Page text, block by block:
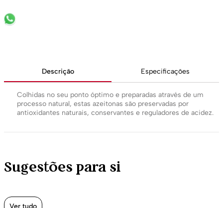
Descrição Especificações
Colhidas no seu ponto óptimo e preparadas através de um
processo natural, estas azeitonas são preservadas por
antioxidantes naturais, conservantes e reguladores de acidez.
Sugestões para si